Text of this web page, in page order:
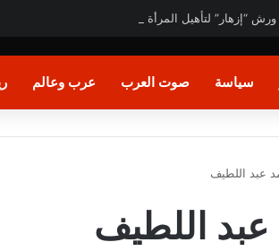
“إزهار” لتأهيل المرأة لسوق العمل في فن المكرامية
سياسة صوت العرب عرب وعالم
عبد اللطيف
اللطيف